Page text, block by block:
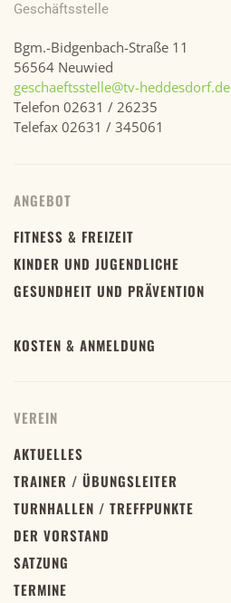
Geschäftsstelle
Bgm.-Bidgenbach-Straße 11
56564 Neuwied
geschaeftsstelle@tv-heddesdorf.de
Telefon 02631 / 26235
Telefax 02631 / 345061
ANGEBOT
FITNESS & FREIZEIT
KINDER UND JUGENDLICHE
GESUNDHEIT UND PRÄVENTION
KOSTEN & ANMELDUNG
VEREIN
AKTUELLES
TRAINER / ÜBUNGSLEITER
TURNHALLEN / TREFFPUNKTE
DER VORSTAND
SATZUNG
TERMINE